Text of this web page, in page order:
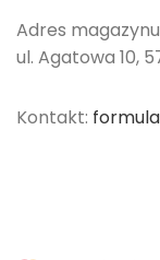
Adres
ul. Agatowa 10,
Kontakt: